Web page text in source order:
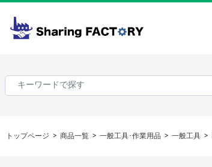
トップページ 商品一覧 一般工具･作業用品 一般工具